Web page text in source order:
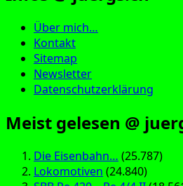
Über mich…
Kontakt
Sitemap
Newsletter
Datenschutzerklärung
Meist gelesen @
Die Eisenbahn… (25.787)
Lokomotiven (24.840)